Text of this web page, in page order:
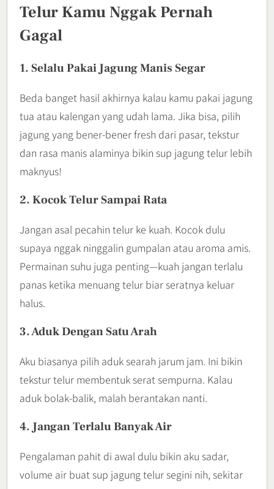
Telur Kamu Nggak Pernah
Gagal
1. Selalu Pakai Jagung Manis Segar
Beda banget hasil akhirnya kalau kamu pakai jagung
tua atau kalengan yang udah lama. Jika bisa, pilih
jagung yang bener-bener fresh dari pasar, tekstur
dan rasa manis alaminya bikin sup jagung telur lebih
maknyus!
2. Kocok Telur Sampai Rata
Jangan asal pecahin telur ke kuah. Kocok dulu
supaya nggak ninggalin gumpalan atau aroma amis.
Permainan suhu juga penting—kuah jangan terlalu
panas ketika menuang telur biar seratnya keluar
halus.
3. Aduk Dengan Satu Arah
Aku biasanya pilih aduk searah jarum jam. Ini bikin
tekstur telur membentuk serat sempurna. Kalau
aduk bolak-balik, malah berantakan nanti.
4. Jangan Terlalu Banyak Air
Pengalaman pahit di awal dulu bikin aku sadar,
volume air buat sup jagung telur segini nih, sekitar